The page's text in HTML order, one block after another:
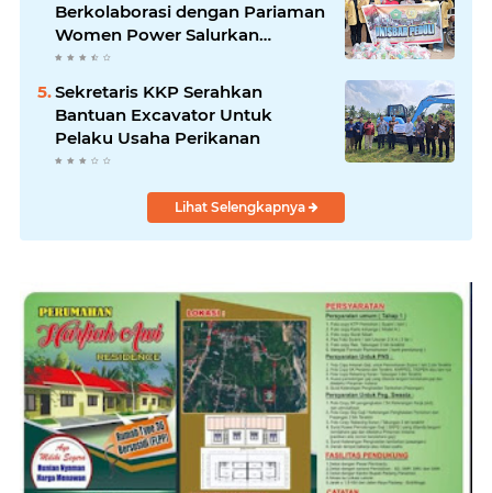
Berkolaborasi dengan Pariaman
Women Power Salurkan
Bantuan untuk Korban Banjir di
Padang
Sekretaris KKP Serahkan
Bantuan Excavator Untuk
Pelaku Usaha Perikanan
Lihat Selengkapnya